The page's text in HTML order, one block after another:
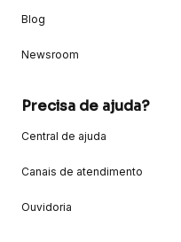
Blog
Newsroom
Precisa de ajuda?
Central de ajuda
Canais de atendimento
Ouvidoria